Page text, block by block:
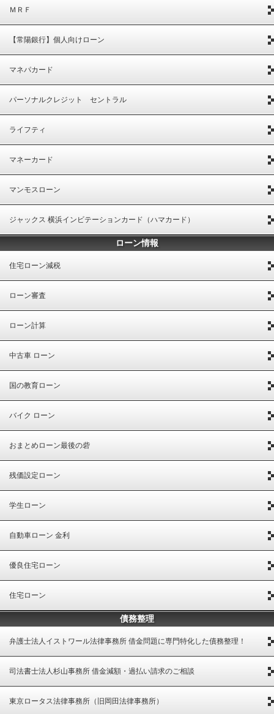
ＭＲＦ
【常陽銀行】個人向けローン
マネパカード
パーソナルクレジット セントラル
ライフティ
マネーカード
マンモスローン
ジャックス 横浜インビテーションカード（ハマカード）
ローン情報
住宅ローン減税
ローン審査
ローン計算
中古車 ローン
国の教育ローン
バイク ローン
おまとめローン最後の砦
残価設定ローン
学生ローン
自動車ローン 金利
優良住宅ローン
住宅ローン
債務整理
弁護士法人イストワール法律事務所 借金問題に専門特化した債務整理！
司法書士法人杉山事務所 借金減額・過払い請求のご相談
東京ロータス法律事務所（旧岡田法律事務所）